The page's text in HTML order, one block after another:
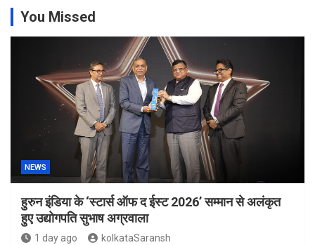
You Missed
NEWS
हुरुन इंडिया के ‘स्टार्स ऑफ द ईस्ट 2026’ सम्मान से अलंकृत
हुए उद्योगपति सुभाष अग्रवाला
1 day ago kolkataSaransh